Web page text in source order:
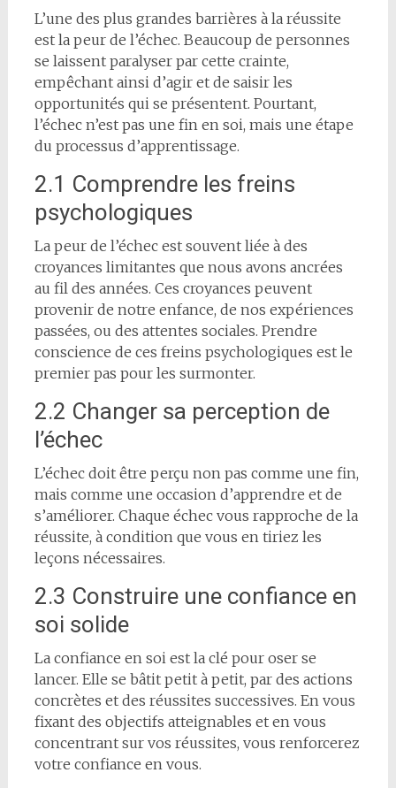
L’une des plus grandes barrières à la réussite
est la peur de l’échec. Beaucoup de personnes
se laissent paralyser par cette crainte,
empêchant ainsi d’agir et de saisir les
opportunités qui se présentent. Pourtant,
l’échec n’est pas une fin en soi, mais une étape
du processus d’apprentissage.
2.1 Comprendre les freins
psychologiques
La peur de l’échec est souvent liée à des
croyances limitantes que nous avons ancrées
au fil des années. Ces croyances peuvent
provenir de notre enfance, de nos expériences
passées, ou des attentes sociales. Prendre
conscience de ces freins psychologiques est le
premier pas pour les surmonter.
2.2 Changer sa perception de
l’échec
L’échec doit être perçu non pas comme une fin,
mais comme une occasion d’apprendre et de
s’améliorer. Chaque échec vous rapproche de la
réussite, à condition que vous en tiriez les
leçons nécessaires.
2.3 Construire une confiance en
soi solide
La confiance en soi est la clé pour oser se
lancer. Elle se bâtit petit à petit, par des actions
concrètes et des réussites successives. En vous
fixant des objectifs atteignables et en vous
concentrant sur vos réussites, vous renforcerez
votre confiance en vous.